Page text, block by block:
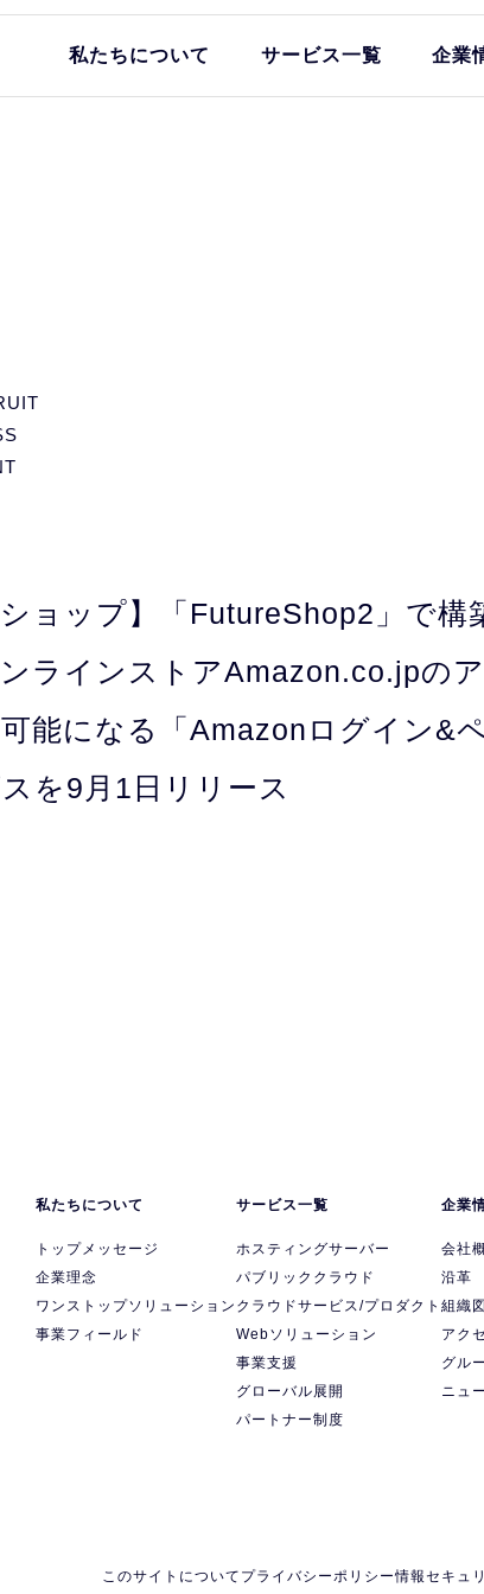
私たちについて サービス一覧 企業
ショップ】「FutureShop2」で構
ラインストアAmazon.co.jpの
能になる「Amazonログイン&
を9月1日リリース
私たちについて
トップメッセージ
企業理念
ワンストップソリューション
事業フィールド
サービス一覧
ホスティングサーバー
パブリッククラウド
クラウドサービス/プロダクト
Webソリューション
事業支援
グローバル展開
パートナー制度
企業
会社
沿革
組織図
アク
グル
ニュ
このサイトについて プライバシーポリシー情報セキュ